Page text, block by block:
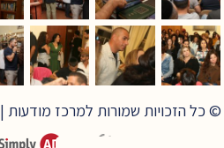
© כל הזכויות שמורות למרכז מודעות |